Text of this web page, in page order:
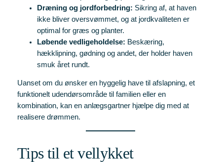
Dræning og jordforbedring: Sikring af, at haven
ikke bliver oversvømmet, og at jordkvaliteten er
optimal for græs og planter.
Løbende vedligeholdelse: Beskæring,
hækklipning, gødning og andet, der holder haven
smuk året rundt.
Uanset om du ønsker en hyggelig have til afslapning, et
funktionelt udendørsområde til familien eller en
kombination, kan en anlægsgartner hjælpe dig med at
realisere drømmen.
Tips til et vellykket